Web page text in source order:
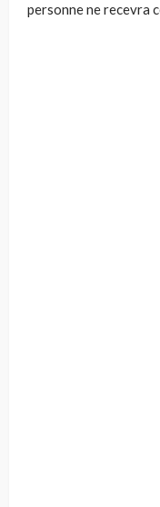
personne ne recevra